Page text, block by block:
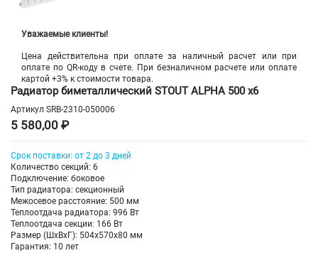
Уважаемые клиенты!
Цена действительна при оплате за наличный расчет или при
оплате по QR-коду в счете. При безналичном расчете или оплате
картой +3% к стоимости товара.
Радиатор биметаллический STOUT ALPHA 500 х6
Артикул SRB-2310-050006
5 580,00 ₽
Срок поставки: от 2 до 3 дней
Количество секций: 6
Подключение: боковое
Тип радиатора: секционный
Межосевое расстояние: 500 мм
Теплоотдача радиатора: 996 Вт
Теплоотдача секции: 166 Вт
Размер (ШхВхГ): 504х570х80 мм
Гарантия: 10 лет